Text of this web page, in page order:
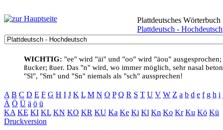
Plattdeutsches Wörterbuch
Plattdeutsch - Hochdeutsch
WICHTIG: "ee" wird "äi" und "oo" wird "äou"
ßucker; ßuer. Das "n" wird, wo immer möglich, sehr nasal
"Sl", "Sm" und "Sn" niemals als "sch" aussprechen!
A B C D E F G H I J K L M N O P Q R S T U V W Z a b d e f g h i
Ä Ö Ü ä ö ü
KA KE KI KL KN KO KR KU Ka Ke Ki Kl Kn Ko Kr Ku Kö Kü
Druckversion